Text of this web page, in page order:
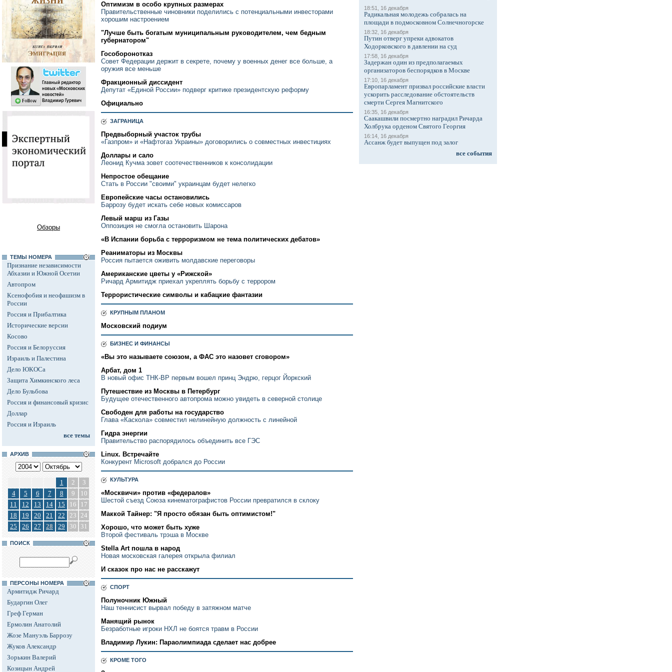
Обзоры
ТЕМЫ НОМЕРА
Признание независимости
Абхазии и Южной Осетии
Автопром
Ксенофобия и неофашизм в
России
Россия и Прибалтика
Исторические версии
Косово
Россия и Белоруссия
Израиль и Палестина
Дело ЮКОСа
Защита Химкинского леса
Дело Бульбова
Россия и финансовый кризис
Доллар
Россия и Израиль
все темы
АРХИВ
1 2
3
4
5 6 7 8 9
10
11
12 13 14 15 16
17
18
19 20 21 22 23 24
25
26 27 28 29 30 31
ПОИСК
ПЕРСОНЫ НОМЕРА
Армитидж Ричард
Бударгин Олег
Греф Герман
Ермолин Анатолий
Жозе Мануэль Баррозу
Жуков Александр
Зорькин Валерий
Козицын Андрей
Оптимизм в особо крупных размерах
Правительственные чиновники поделились с потенциальными инвесторами
хорошим настроением
"Лучше быть богатым муниципальным руководителем, чем бедным
губернатором"
Гособоронотказ
Совет Федерации держит в секрете, почему у военных денег все больше, а
оружия все меньше
Фракционный диссидент
Депутат «Единой России» подверг критике президентскую реформу
Официально
ЗАГРАНИЦА
Предвыборный участок трубы
«Газпром» и «Нафтогаз Украины» договорились о совместных инвестициях
Доллары и сало
Леонид Кучма зовет соотечественников к консолидации
Непростое обещание
Стать в России "своими" украинцам будет нелегко
Европейские часы остановились
Баррозу будет искать себе новых комиссаров
Левый марш из Газы
Оппозиция не смогла остановить Шарона
«В Испании борьба с терроризмом не тема политических дебатов»
Реаниматоры из Москвы
Россия пытается оживить молдавские переговоры
Американские цветы у «Рижской»
Ричард Армитидж приехал укреплять борьбу с террором
Террористические символы и кабацкие фантазии
КРУПНЫМ ПЛАНОМ
Московский подиум
БИЗНЕС И ФИНАНСЫ
«Вы это называете союзом, а ФАС это назовет сговором»
Арбат, дом 1
В новый офис ТНК-ВР первым вошел принц Эндрю, герцог Йоркский
Путешествие из Москвы в Петербург
Будущее отечественного автопрома можно увидеть в северной столице
Свободен для работы на государство
Глава «Каскола» совместил нелинейную должность с линейной
Гидра энергии
Правительство распорядилось объединить все ГЭС
Linux. Встречайте
Конкурент Microsoft добрался до России
КУЛЬТУРА
«Москвичи» против «федералов»
Шестой съезд Союза кинематографистов России превратился в склоку
Маккой Тайнер: "Я просто обязан быть оптимистом!"
Хорошо, что может быть хуже
Второй фестиваль трэша в Москве
Stella Art пошла в народ
Новая московская галерея открыла филиал
И сказок про нас не расскажут
СПОРТ
Полуночник Южный
Наш теннисист вырвал победу в затяжном матче
Манящий рынок
Безработные игроки НХЛ не боятся травм в России
Владимир Лукин: Параолимпиада сделает нас добрее
КРОМЕ ТОГО
18:51, 16 декабря
Радикальная молодежь собралась на
площади в подмосковном Солнечногорске
18:32, 16 декабря
Путин отверг упреки адвокатов
Ходорковского в давлении на суд
17:58, 16 декабря
Задержан один из предполагаемых
организаторов беспорядков в Москве
17:10, 16 декабря
Европарламент призвал российские власти
ускорить расследование обстоятельств
смерти Сергея Магнитского
16:35, 16 декабря
Саакашвили посмертно наградил Ричарда
Холбрука орденом Святого Георгия
16:14, 16 декабря
Ассанж будет выпущен под залог
все события